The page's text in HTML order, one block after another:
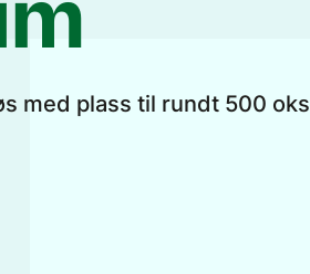
med plass til rundt 500